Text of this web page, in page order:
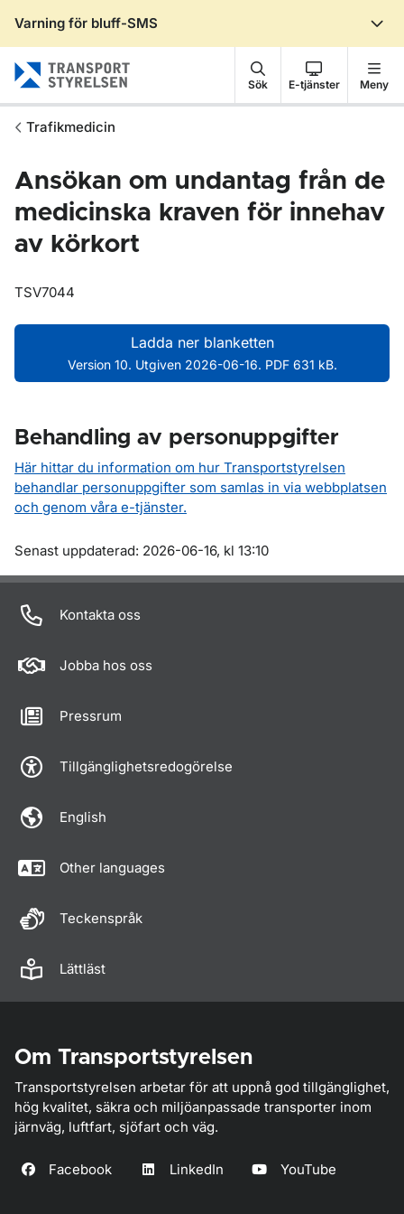
Varning för bluff-SMS
Sök E-tjänster Meny
Trafikmedicin
Ansökan om undantag från de
medicinska kraven för innehav
av körkort
TSV7044
Ladda ner blanketten
Version 10. Utgiven 2026-06-16. PDF 631 kB.
Behandling av personuppgifter
Här hittar du information om hur Transportstyrelsen
behandlar personuppgifter som samlas in via webbplatsen
och genom våra e-tjänster.
Om sidan
Senast uppdaterad: 2026-06-16, kl 13:10
Kontakta oss
Jobba hos oss
Pressrum
Tillgänglighetsredogörelse
English
Other languages
Teckenspråk
Lättläst
Om Transportstyrelsen
Transportstyrelsen arbetar för att uppnå god tillgänglighet,
hög kvalitet, säkra och miljöanpassade transporter inom
järnväg, luftfart, sjöfart och väg.
Facebook LinkedIn YouTube